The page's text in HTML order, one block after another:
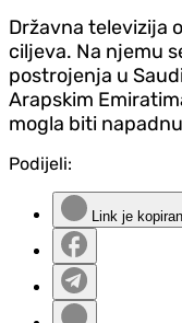
Državna televizija
ciljeva. Na njemu
postrojenja u
Arapskim
mogla biti
Podijeli:
Link je